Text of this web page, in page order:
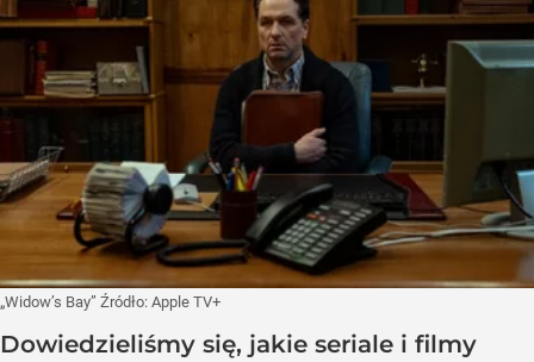
„Widow’s Bay” Źródło: Apple TV+
Dowiedzieliśmy się, jakie seriale i filmy